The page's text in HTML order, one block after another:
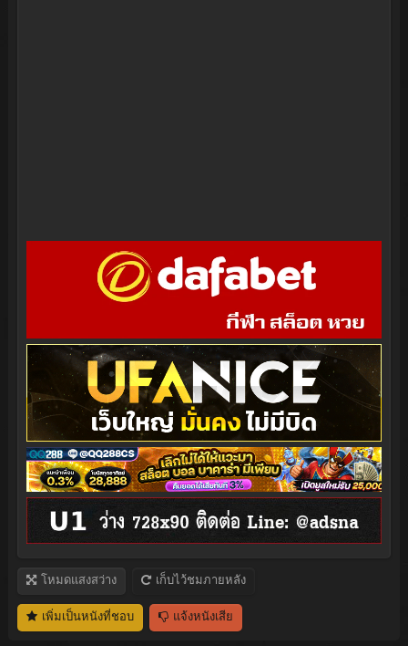
โหมดแสงสว่าง เก็บไว้ชมภายหลัง
เพิ่มเป็นหนังที่ชอบ แจ้งหนังเสีย